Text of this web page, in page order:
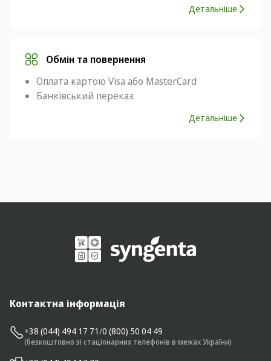
Детальніше
Обмін та повернення
Оплата картою Visa або MasterCard
Банківський переказ
Детальніше
Контактна інформація
+38 (044) 494 17 71/0 (800) 50 04 49
(безкоштовно зі стаціонарних телефонів в межах України)